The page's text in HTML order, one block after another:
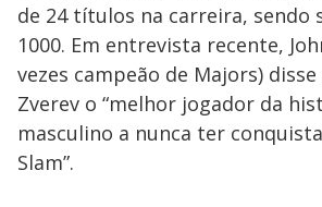
de 24 títulos na carreira, sendo
1000. Em entrevista recente,
vezes campeão de Majors)
Zverev o “melhor jogador da
masculino a nunca ter
Slam”.